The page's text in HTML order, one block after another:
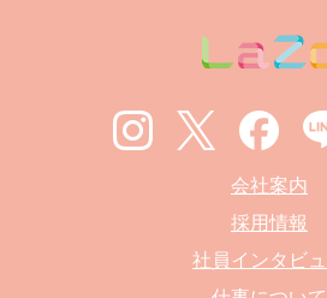
会社案内
採用情報
社員インタビ